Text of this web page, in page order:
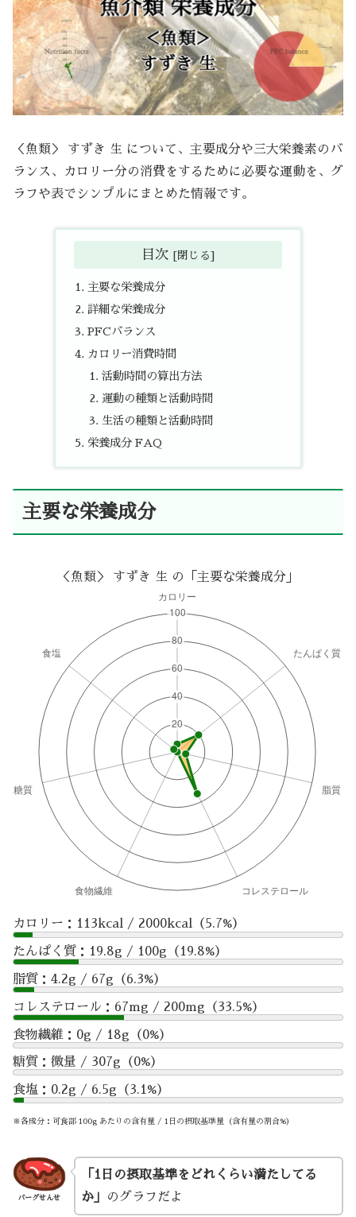
＜魚類＞ すずき 生 について、主要成分や三大栄養素のバ
ランス、カロリー分の消費をするために必要な運動を、グ
ラフや表でシンプルにまとめた情報です。
目次
主要な栄養成分
詳細な栄養成分
PFCバランス
カロリー消費時間
活動時間の算出方法
運動の種類と活動時間
生活の種類と活動時間
栄養成分 FAQ
主要な栄養成分
＜魚類＞ すずき 生 の「主要な栄養成分」
カロリー：113kcal / 2000kcal（5.7%）
たんぱく質：19.8g / 100g（19.8%）
脂質：4.2g / 67g（6.3%）
コレステロール：67mg / 200mg（33.5%）
食物繊維：0g / 18g（0%）
糖質：微量 / 307g（0%）
食塩：0.2g / 6.5g（3.1%）
※各成分：可食部 100g あたりの含有量 / 1日の摂取基準量（含有量の割合%）
バーグせんせ
「1日の摂取基準をどれくらい満たしてる
か」
のグラフだよ